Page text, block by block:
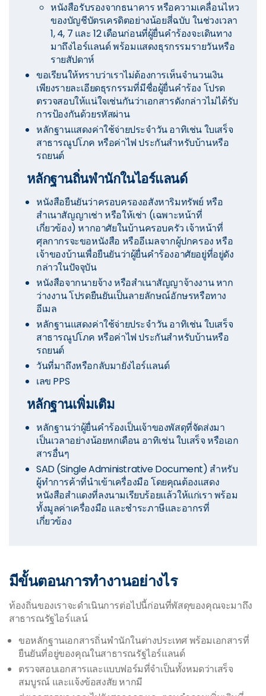
หนังสือรับรองจากธนาคาร หรือความเคลื่อนไหว
ของบัญชีบัตรเครดิตอย่างน้อยสี่ฉบับ ในช่วงเวลา
1, 4, 7 และ 12 เดือนก่อนที่ผู้ยื่นคำร้องจะเดินทาง
มาถึงไอร์แลนด์ พร้อมแสดงธุรกรรมรายวันหรือ
รายสัปดาห์
ขอเรียนให้ทราบว่าเราไม่ต้องการเห็นจำนวนเงิน
เพียงรายละเอียดธุรกรรมที่มีชื่อผู้ยื่นคำร้อง โปรด
ตรวจสอบให้แน่ใจเช่นกันว่าเอกสารดังกล่าวไม่ได้รับ
การป้องกันด้วยรหัสผ่าน
หลักฐานแสดงค่าใช้จ่ายประจำวัน อาทิเช่น ใบเสร็จ
สาธารณูปโภค หรือค่าไฟ ประกันสำหรับบ้านหรือ
รถยนต์
หลักฐานถิ่นพำนักในไอร์แลนด์
หนังสือยืนยันว่าครอบครองอสังหาริมทรัพย์ หรือ
สำเนาสัญญาเช่า หรือให้เช่า (เฉพาะหน้าที่
เกี่ยวข้อง) หากอาศัยในบ้านครอบครัว เจ้าหน้าที่
ศุลกากรจะขอหนังสือ หรืออีเมลจากผู้ปกครอง หรือ
เจ้าของบ้านเพื่อยืนยันว่าผู้ยื่นคำร้องอาศัยอยู่ที่อยู่ดัง
กล่าวในปัจจุบัน
หนังสือจากนายจ้าง หรือสำเนาสัญญาจ้างงาน หาก
ว่างงาน โปรดยืนยันเป็นลายลักษณ์อักษรหรือทาง
อีเมล
หลักฐานแสดงค่าใช้จ่ายประจำวัน อาทิเช่น ใบเสร็จ
สาธารณูปโภค หรือค่าไฟ ประกันสำหรับบ้านหรือ
รถยนต์
วันที่มาถึงหรือกลับมายังไอร์แลนด์
เลข PPS
หลักฐานเพิ่มเติม
หลักฐานว่าผู้ยื่นคำร้องเป็นเจ้าของพัสดุที่จัดส่งมา
เป็นเวลาอย่างน้อยหกเดือน อาทิเช่น ใบเสร็จ หรือเอก
สารอื่นๆ
SAD (Single Administrative Document) สำหรับ
ผู้ทำการค้าที่นำเข้าเครื่องมือ โดยคุณต้องแสดง
หนังสือสำแดงที่ลงนามเรียบร้อยแล้วให้แก่เรา พร้อม
ทั้งมูลค่าเครื่องมือ และชำระภาษีและอากรที่
เกี่ยวข้อง
มีขั้นตอนการทำงานอย่างไร
ท้องถิ่นของเราจะดำเนินการต่อไปนี้ก่อนที่พัสดุของคุณจะมาถึง
สาธารณรัฐไอร์แลน์
ขอหลักฐานเอกสารถิ่นพำนักในต่างประเทศ พร้อมเอกสารที่
ยืนยันที่อยู่ของคุณในสาธารณรัฐไอร์แลนด์
ตรวจสอบเอกสารและแบบฟอร์มที่จำเป็นทั้งหมดว่าเสร็จ
สมบูรณ์ และแจ้งข้อสงสัย หากมี